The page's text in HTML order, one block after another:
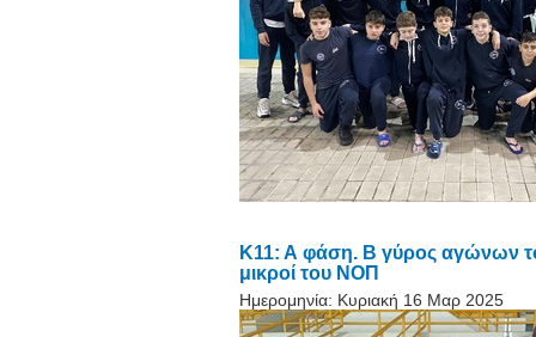
Κ11: Α φάση. Β γύρος αγώνων
μικροί του ΝΟΠ
Ημερομηνία: Κυριακή 16 Μαρ 2025